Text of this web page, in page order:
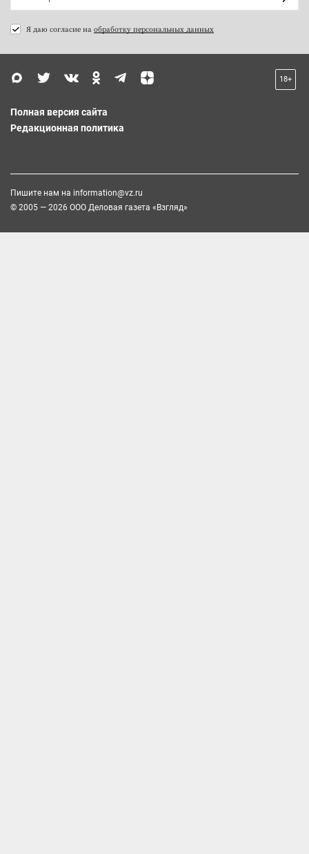
Я даю согласие на обработку персональных данных
18+
Полная версия сайта
Редакционная политика
Пишите нам на information@vz.ru
© 2005 — 2026 ООО Деловая газета «Взгляд»